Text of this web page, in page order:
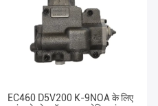
EC460 D5V200 K-9NOA के लिए